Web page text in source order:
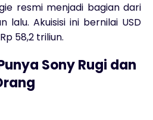
resmi menjadi bagian dari
lalu. Akuisisi ini bernilai USD
58,2 triliun.